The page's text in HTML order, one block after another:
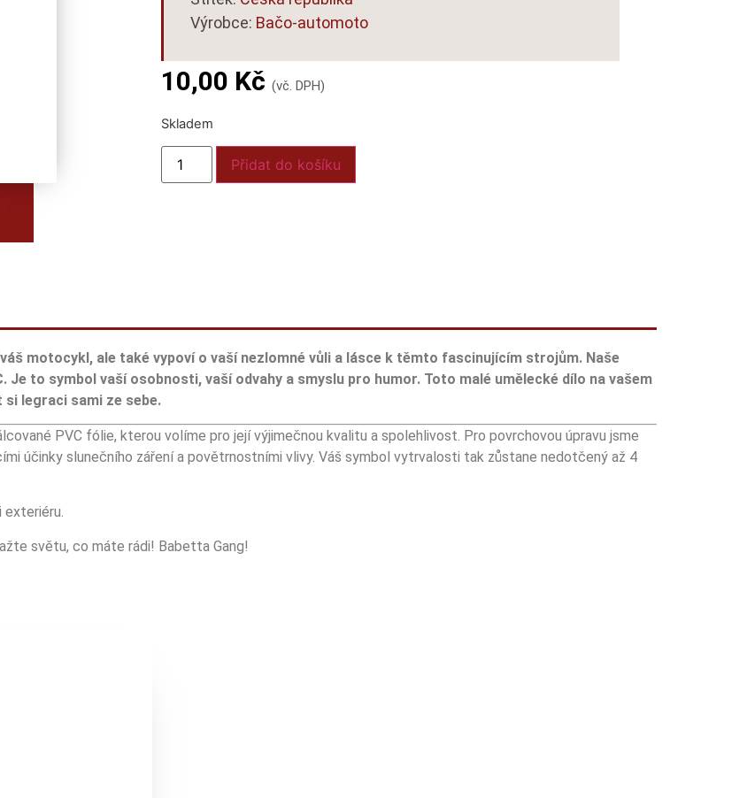
Výrobce: Bačo-automoto
10,00 Kč (vč. DPH)
Skladem
Přidat do košíku
motocykl, ale také vypoví o vaší nezlomné vůli a lásce k těmto fascinujícím strojům. Naše
Je to symbol vaší osobnosti, vaší odvahy a smyslu pro humor. Toto malé umělecké dílo na vašem
legraci sami ze sebe.
PVC fólie, kterou volíme pro její výjimečnou kvalitu a spolehlivost. Pro povrchovou úpravu jsme
účinky slunečního záření a povětrnostními vlivy. Váš symbol vytrvalosti tak zůstane nedotčený až 4
exteriéru.
světu, co máte rádi! Babetta Gang!